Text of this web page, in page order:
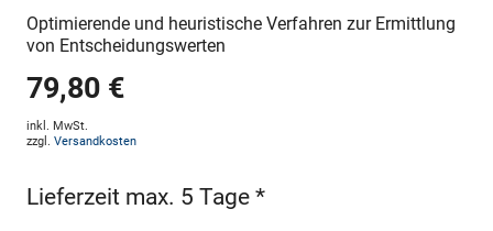
Optimierende und heuristische Verfahren zur Ermittlung
von Entscheidungswerten
79,80 €
inkl. MwSt.
zzgl. Versandkosten
Lieferzeit max. 5 Tage *